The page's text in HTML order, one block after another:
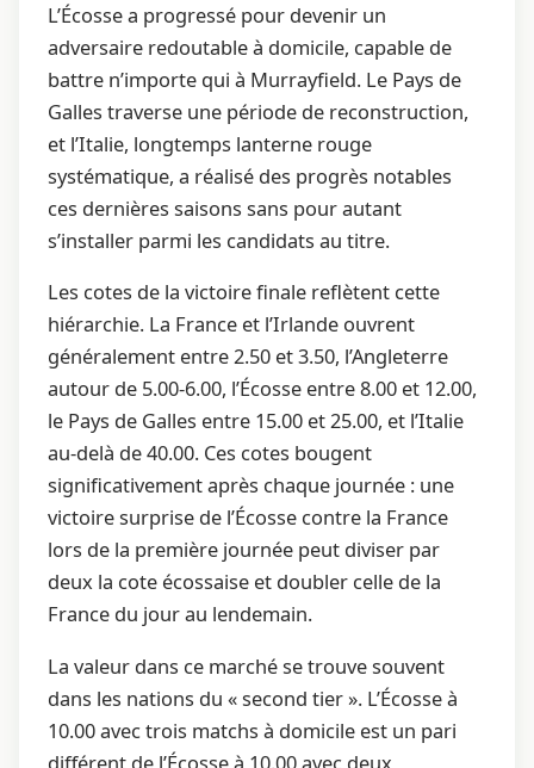
L’Écosse a progressé pour devenir un
adversaire redoutable à domicile, capable de
battre n’importe qui à Murrayfield. Le Pays de
Galles traverse une période de reconstruction,
et l’Italie, longtemps lanterne rouge
systématique, a réalisé des progrès notables
ces dernières saisons sans pour autant
s’installer parmi les candidats au titre.
Les cotes de la victoire finale reflètent cette
hiérarchie. La France et l’Irlande ouvrent
généralement entre 2.50 et 3.50, l’Angleterre
autour de 5.00-6.00, l’Écosse entre 8.00 et 12.00,
le Pays de Galles entre 15.00 et 25.00, et l’Italie
au-delà de 40.00. Ces cotes bougent
significativement après chaque journée : une
victoire surprise de l’Écosse contre la France
lors de la première journée peut diviser par
deux la cote écossaise et doubler celle de la
France du jour au lendemain.
La valeur dans ce marché se trouve souvent
dans les nations du « second tier ». L’Écosse à
10.00 avec trois matchs à domicile est un pari
différent de l’Écosse à 10.00 avec deux